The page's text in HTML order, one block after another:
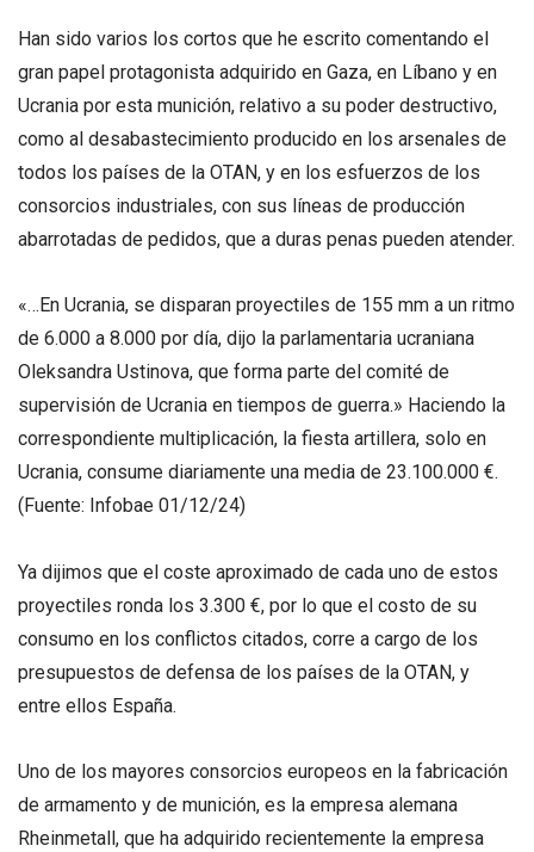
Han sido varios los cortos que he escrito comentando el
gran papel protagonista adquirido en Gaza, en Líbano y en
Ucrania por esta munición, relativo a su poder destructivo,
como al desabastecimiento producido en los arsenales de
todos los países de la OTAN, y en los esfuerzos de los
consorcios industriales, con sus líneas de producción
abarrotadas de pedidos, que a duras penas pueden atender.
«…En Ucrania, se disparan proyectiles de 155 mm a un ritmo
de 6.000 a 8.000 por día, dijo la parlamentaria ucraniana
Oleksandra Ustinova, que forma parte del comité de
supervisión de Ucrania en tiempos de guerra.» Haciendo la
correspondiente multiplicación, la fiesta artillera, solo en
Ucrania, consume diariamente una media de 23.100.000 €.
(Fuente: Infobae 01/12/24)
Ya dijimos que el coste aproximado de cada uno de estos
proyectiles ronda los 3.300 €, por lo que el costo de su
consumo en los conflictos citados, corre a cargo de los
presupuestos de defensa de los países de la OTAN, y
entre ellos España.
Uno de los mayores consorcios europeos en la fabricación
de armamento y de munición, es la empresa alemana
Rheinmetall, que ha adquirido recientemente la empresa